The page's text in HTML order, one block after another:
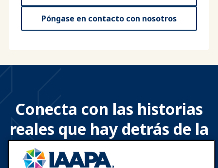
Póngase en contacto con nosotros
Conecta con las historias
reales que hay detrás de la
diversión